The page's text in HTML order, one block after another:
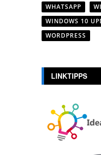
WHATSAPP
WINDOWS 10
WORDPRESS
LINKTIPPS